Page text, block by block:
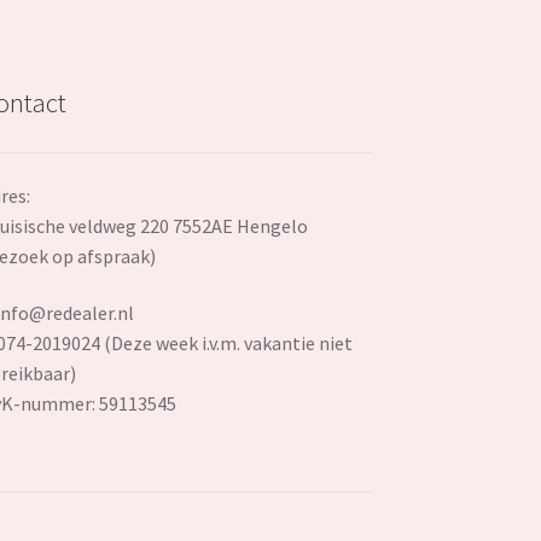
veldweg 220 7552AE Hengelo
op afspraak)
2019024 (Deze week i.v.m. vakantie niet
nummer: 59113545